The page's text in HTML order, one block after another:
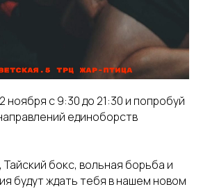
ноября с 9:30 до 21:30 и попробуй
единоборств
бокс, вольная борьба и
будут ждать тебя в нашем новом